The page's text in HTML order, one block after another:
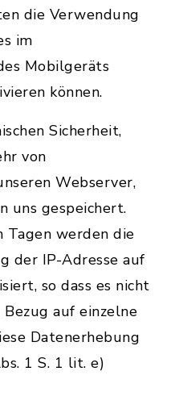
die Verwendung
im
Mobilgeräts
können.
Sicherheit,
von
Webserver,
uns gespeichert.
Tagen werden die
der IP-Adresse auf
so dass es nicht
auf einzelne
Datenerhebung
1 S. 1 lit. e)